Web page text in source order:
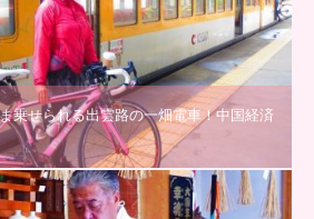
乗せられる出雲路の一畑電車！中国経済